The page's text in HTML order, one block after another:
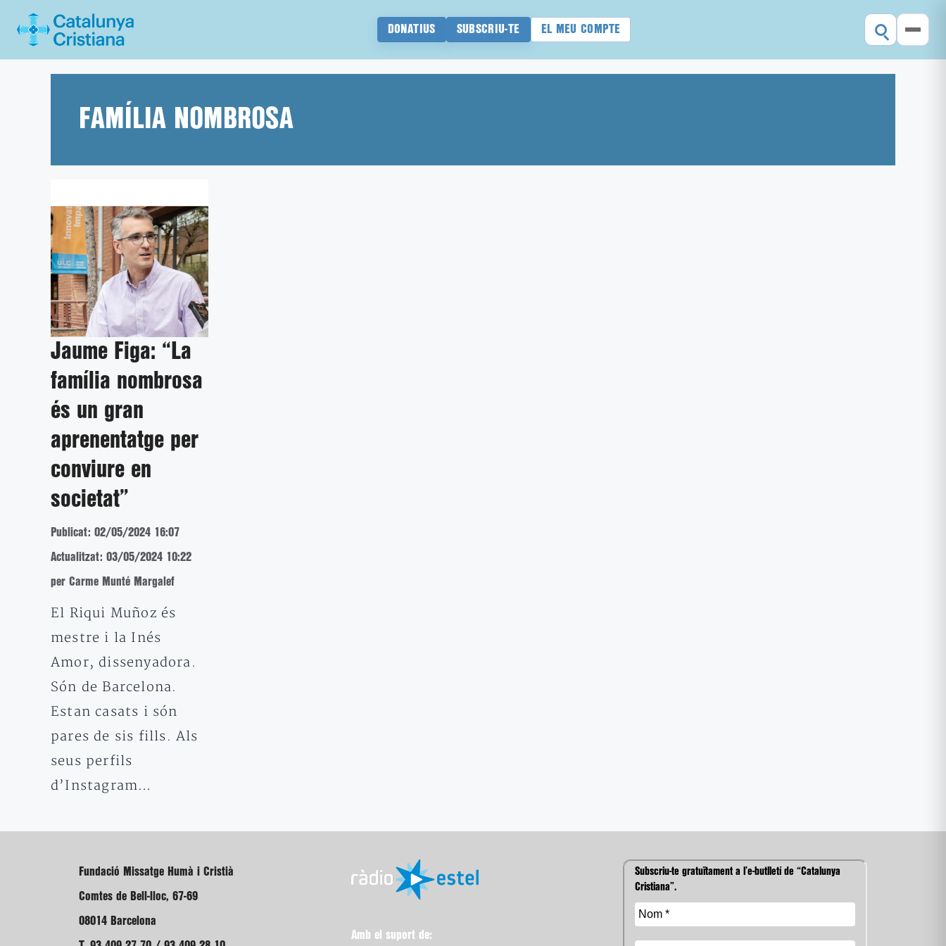
DONATIUS SUBSCRIU-TE EL MEU COMPTE
FAMÍLIA NOMBROSA
Jaume Figa: “La
família nombrosa
és un gran
aprenentatge per
conviure en
societat”
Publicat: 02/05/2024 16:07
Actualitzat: 03/05/2024 10:22
per Carme Munté Margalef
El Riqui Muñoz és
mestre i la Inés
Amor, dissenyadora.
Són de Barcelona.
Estan casats i són
pares de sis fills. Als
seus perfils
d’Instagram…
Fundació Missatge Humà i Cristià
Comtes de Bell-lloc, 67-69
08014 Barcelona
Amb el suport de:
Subscriu-te gratuïtament a l’e-butlletí de “Catalunya
Cristiana”.